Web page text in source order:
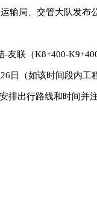
局、交管大队发布
联（K8+400-
（如该时间段内工
出行路线和时间并